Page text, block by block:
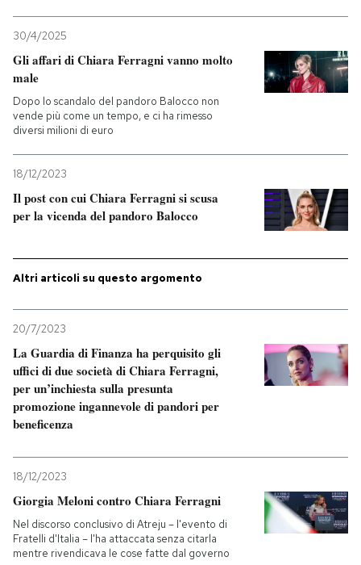
Economia
Sport
Altrecose
PODCAST
I MIEI PREFERITI
CALENDARIO
AREA PERSONALE
Entra
30/4/2025
Gli affari di Chiara Ferragni vanno molto
male
Dopo lo scandalo del pandoro Balocco non
vende più come un tempo, e ci ha rimesso
diversi milioni di euro
18/12/2023
Il post con cui Chiara Ferragni si scusa
per la vicenda del pandoro Balocco
Altri articoli su questo argomento
20/7/2023
La Guardia di Finanza ha perquisito gli
uffici di due società di Chiara Ferragni,
per un’inchiesta sulla presunta
promozione ingannevole di pandori per
beneficenza
18/12/2023
Giorgia Meloni contro Chiara Ferragni
Nel discorso conclusivo di Atreju – l'evento di
Fratelli d'Italia – l'ha attaccata senza citarla
mentre rivendicava le cose fatte dal governo